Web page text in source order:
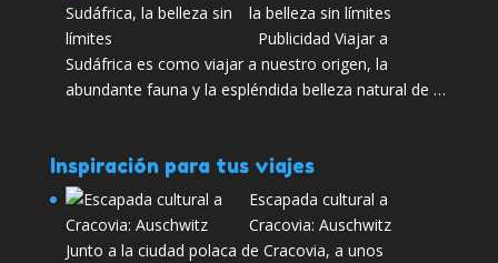
la belleza sin límites
Publicidad Viajar a
Sudáfrica es como viajar a nuestro origen, la
abundante fauna y la espléndida belleza natural de …
Inspiración para tus viajes
Escapada cultural a
Cracovia: Auschwitz
Junto a la ciudad polaca de Cracovia, a unos